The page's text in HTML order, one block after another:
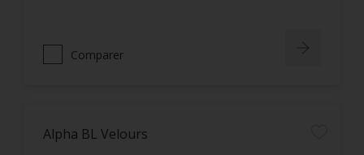
Comparer
Alpha BL Velours